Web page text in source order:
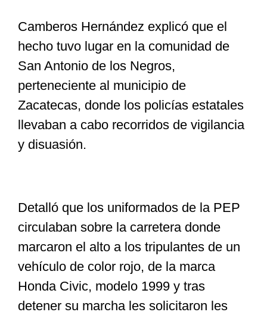
Camberos Hernández explicó que el
hecho tuvo lugar en la comunidad de
San Antonio de los Negros,
perteneciente al municipio de
Zacatecas, donde los policías estatales
llevaban a cabo recorridos de vigilancia
y disuasión.
Detalló que los uniformados de la PEP
circulaban sobre la carretera donde
marcaron el alto a los tripulantes de un
vehículo de color rojo, de la marca
Honda Civic, modelo 1999 y tras
detener su marcha les solicitaron les